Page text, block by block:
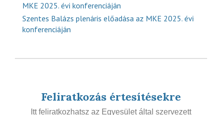
MKE 2025. évi konferenciáján
Szentes Balázs plenáris előadása az MKE 2025. évi
konferenciáján
Feliratkozás értesítésekre
Itt feliratkozhatsz az Egyesület által szervezett